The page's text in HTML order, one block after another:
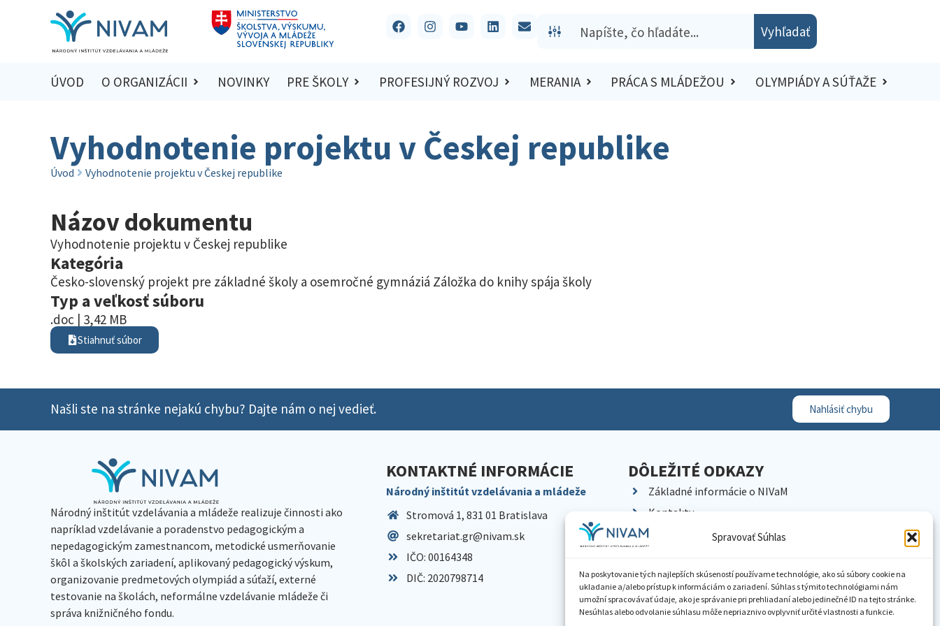
Spravovať Súhlas
Na poskytovanie tých najlepších skúseností používame technológie, ako sú súbory cookie na
ukladanie a/alebo prístup k informáciám o zariadení. Súhlas s týmito technológiami nám
umožní spracovávať údaje, ako je správanie pri prehliadaní alebo jedinečné ID na tejto stránke.
Nesúhlas alebo odvolanie súhlasu môže nepriaznivo ovplyvniť určité vlastnosti a funkcie.
Vyhľadať
ÚVOD O ORGANIZÁCII NOVINKY PRE ŠKOLY PROFESIJNÝ ROZVOJ MERANIA PRÁCA S MLÁDEŽOU OLYMPIÁDY A SÚŤAŽE
Vyhodnotenie projektu v Českej republike
Úvod Vyhodnotenie projektu v Českej republike
Názov dokumentu
Vyhodnotenie projektu v Českej republike
Kategória
Česko-slovenský projekt pre základné školy a osemročné gymnáziá Záložka do knihy spája školy
Typ a veľkosť súboru
.doc | 3,42 MB
Stiahnuť súbor
Našli ste na stránke nejakú chybu? Dajte nám o nej vedieť. Nahlásiť chybu
Národný inštitút vzdelávania a mládeže realizuje činnosti ako
napríklad vzdelávanie a poradenstvo pedagogickým a
nepedagogickým zamestnancom, metodické usmerňovanie
škôl a školských zariadení, aplikovaný pedagogický výskum,
organizovanie predmetových olympiád a súťaží, externé
testovanie na školách, neformálne vzdelávanie mládeže či
správa knižničného fondu.
KONTAKTNÉ INFORMÁCIE
Národný inštitút vzdelávania a mládeže
Stromová 1, 831 01 Bratislava
sekretariat.gr@nivam.sk
IČO: 00164348
DIČ: 2020798714
DÔLEŽITÉ ODKAZY
Základné informácie o NIVaM
Kontakty
Kariéra
Pracoviská NIVaM
Dokumenty inštitúcie
Knižnica